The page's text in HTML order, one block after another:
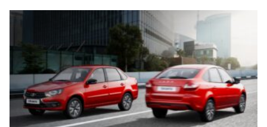
выяснили «Автоновости дня» в ходе регулярного
мониторинга прайс-листов представленных в России
брендов.